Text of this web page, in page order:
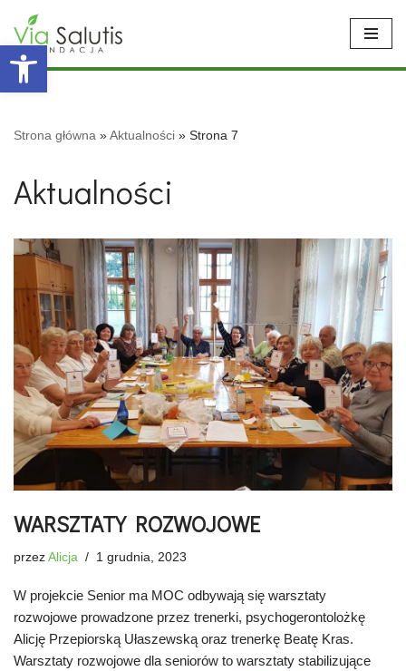
Open toolbar
Przejdź
do
treści
Strona główna »Aktualności » Strona 7
Aktualności
WARSZTATY ROZWOJOWE
przez Alicja 1 grudnia, 2023
W projekcie Senior ma MOC odbywają się warsztaty
rozwojowe prowadzone przez trenerki, psychogerontolożkę
Alicję Przepiorską Ułaszewską oraz trenerkę Beatę Kras.
Warsztaty rozwojowe dla seniorów to warsztaty stabilizujące